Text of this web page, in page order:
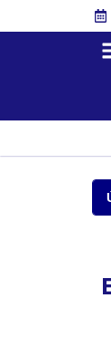
RURAL E